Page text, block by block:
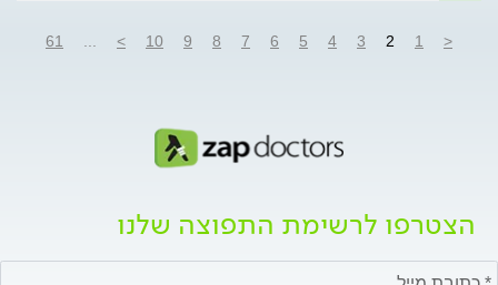
<
1
2
3
4
5
6
7
8
9
10
>
61
הצטרפו לרשימת התפוצה שלנו